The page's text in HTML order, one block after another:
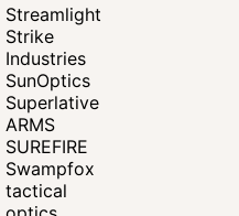
Streamlight
Strike
Industries
SunOptics
Superlative
ARMS
SUREFIRE
Swampfox
tactical